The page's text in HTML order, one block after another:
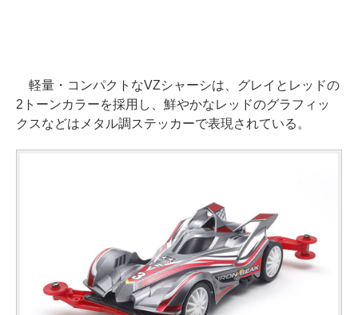
軽量・コンパクトなVZシャーシは、グレイとレッドの
2トーンカラーを採用し、鮮やかなレッドのグラフィッ
クスなどはメタル調ステッカーで表現されている。